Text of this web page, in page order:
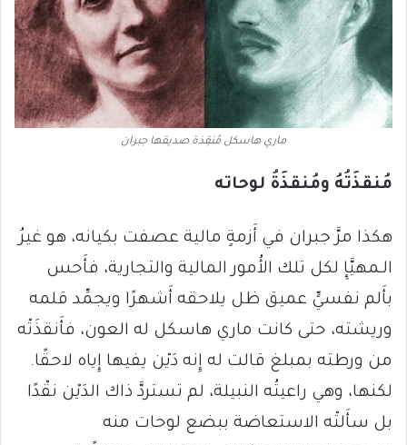
ماري هاسكل مُنقِذة صديقها جبران
مُنقذَتُهُ ومُنقذَةُ لوحاته
هكذا مرَّ جبران في أَزمةٍ مالية عصفت بكيانه، هو غيرُ
الـمهيَّإِ لكل تلك الأُمور المالية والتجارية، فأَحس
بأَلم نفسيٍّ عميق ظل يلاحقه أَشهرًا ويجمِّد قلمه
وريشته، حتى كانت ماري هاسكل له العون، فأَنقذَتْه
من ورطته بمبلغ قالت له إِنه دَيْن يفيها إِياه لاحقًا.
لكنها، وهي راعيتُه النبيلة، لم تستردَّ ذاك الدَيْن نقْدًا
بل سأَلتْه الاستعاضة ببضع لوحات منه